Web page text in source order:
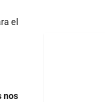
el
nos